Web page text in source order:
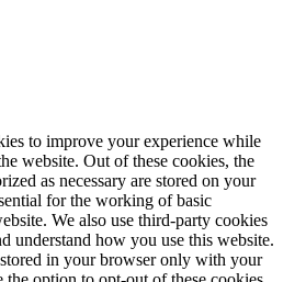
to improve your experience while
website. Out of these cookies, the
as necessary are stored on your
for the working of basic
We also use third-party cookies
understand how you use this website.
in your browser only with your